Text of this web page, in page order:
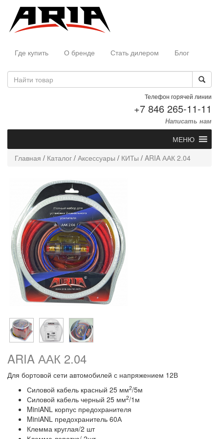
Где купить О бренде Стать дилером Блог
Телефон горячей линии
+7 846 265-11-11
Написать нам
МЕНЮ
Главная / Каталог / Аксессуары / КИТы / ARIA ААК 2.04
ARIA ААК 2.04
Для бортовой сети автомобилей с напряжением 12В
Силовой кабель красный 25 мм2/5м
Силовой кабель черный 25 мм2/1м
MiniANL корпус предохранителя
MiniANL предохранитель 60А
Клемма круглая/2 шт